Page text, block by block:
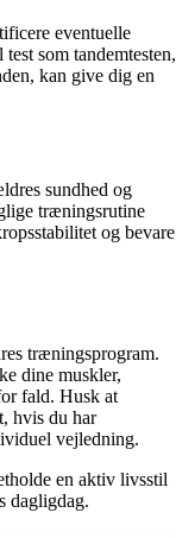
eventuelle
som tandemtesten,
kan give dig en
sundhed og
træningsrutine
og bevare
træningsprogram.
dine muskler,
fald. Husk at
hvis du har
vejledning.
en aktiv livsstil
dagligdag.